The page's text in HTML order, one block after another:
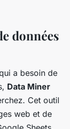
données
a besoin de
Data Miner
Cet outil
web et de